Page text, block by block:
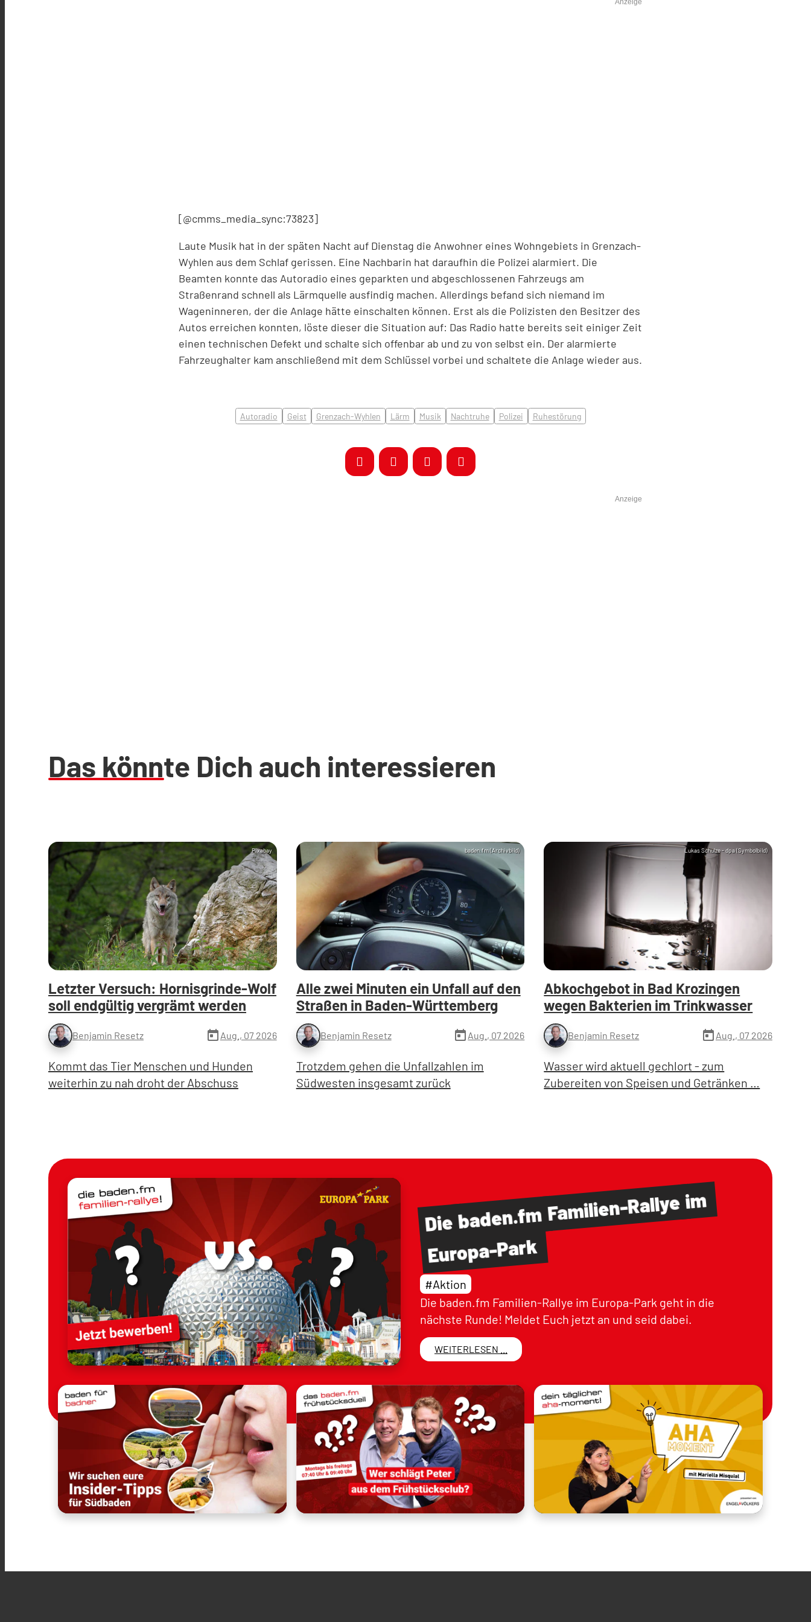
Anzeige
[@cmms_media_sync:73823]
Laute Musik hat in der späten Nacht auf Dienstag die Anwohner eines Wohngebiets in Grenzach-
Wyhlen aus dem Schlaf gerissen. Eine Nachbarin hat daraufhin die Polizei alarmiert. Die
Beamten konnte das Autoradio eines geparkten und abgeschlossenen Fahrzeugs am
Straßenrand schnell als Lärmquelle ausfindig machen. Allerdings befand sich niemand im
Wageninneren, der die Anlage hätte einschalten können. Erst als die Polizisten den Besitzer des
Autos erreichen konnten, löste dieser die Situation auf: Das Radio hatte bereits seit einiger Zeit
einen technischen Defekt und schalte sich offenbar ab und zu von selbst ein. Der alarmierte
Fahrzeughalter kam anschließend mit dem Schlüssel vorbei und schaltete die Anlage wieder aus.
Autoradio Geist Grenzach-Wyhlen Lärm Musik Nachtruhe Polizei Ruhestörung
Anzeige
Das könnte Dich auch interessieren
Pixabay
Letzter Versuch: Hornisgrinde-Wolf
soll endgültig vergrämt werden
Benjamin Resetz today Aug., 07 2026
Kommt das Tier Menschen und Hunden
weiterhin zu nah droht der Abschuss
baden.fm (Archivbild)
Alle zwei Minuten ein Unfall auf den
Straßen in Baden-Württemberg
Benjamin Resetz todayAug., 07 2026
Trotzdem gehen die Unfallzahlen im
Südwesten insgesamt zurück
Lukas Schulze - dpa (Symbolbild)
Abkochgebot in Bad Krozingen
wegen Bakterien im Trinkwasser
Benjamin Resetz today Aug., 07 2026
Wasser wird aktuell gechlort - zum
Zubereiten von Speisen und Getränken …
Die baden.fmFamilien-Rallyeim
Europa-Park
#Aktion
Die baden.fm Familien-Rallye im Europa-Park geht in die
nächste Runde! Meldet Euch jetzt an und seid dabei.
WEITERLESEN ...